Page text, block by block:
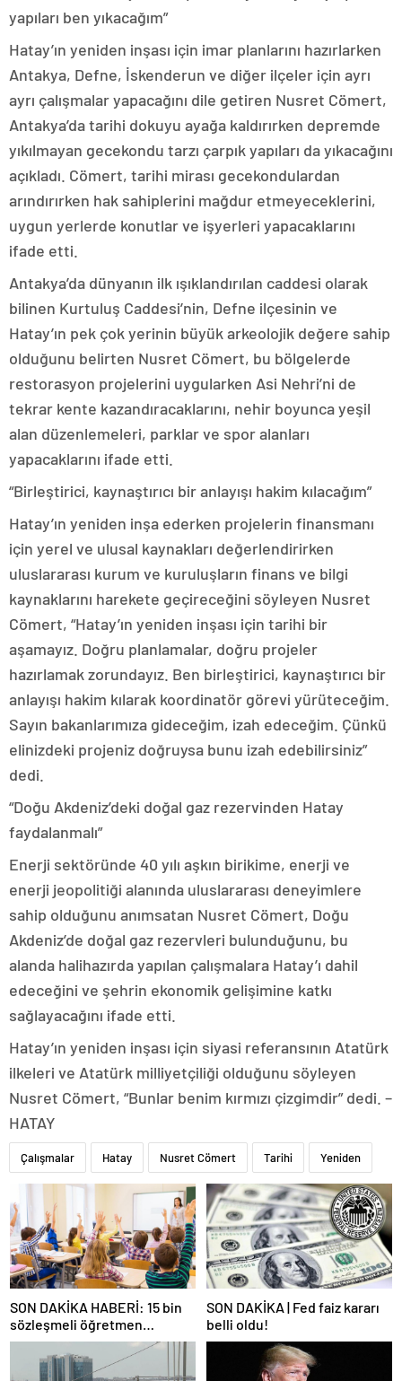
yapıları ben yıkacağım”
Hatay’ın yeniden inşası için imar planlarını hazırlarken
Antakya, Defne, İskenderun ve diğer ilçeler için ayrı
ayrı çalışmalar yapacağını dile getiren Nusret Cömert,
Antakya’da tarihi dokuyu ayağa kaldırırken depremde
yıkılmayan gecekondu tarzı çarpık yapıları da yıkacağını
açıkladı. Cömert, tarihi mirası gecekondulardan
arındırırken hak sahiplerini mağdur etmeyeceklerini,
uygun yerlerde konutlar ve işyerleri yapacaklarını
ifade etti.
Antakya’da dünyanın ilk ışıklandırılan caddesi olarak
bilinen Kurtuluş Caddesi’nin, Defne ilçesinin ve
Hatay’ın pek çok yerinin büyük arkeolojik değere sahip
olduğunu belirten Nusret Cömert, bu bölgelerde
restorasyon projelerini uygularken Asi Nehri’ni de
tekrar kente kazandıracaklarını, nehir boyunca yeşil
alan düzenlemeleri, parklar ve spor alanları
yapacaklarını ifade etti.
“Birleştirici, kaynaştırıcı bir anlayışı hakim kılacağım”
Hatay’ın yeniden inşa ederken projelerin finansmanı
için yerel ve ulusal kaynakları değerlendirirken
uluslararası kurum ve kuruluşların finans ve bilgi
kaynaklarını harekete geçireceğini söyleyen Nusret
Cömert, “Hatay’ın yeniden inşası için tarihi bir
aşamayız. Doğru planlamalar, doğru projeler
hazırlamak zorundayız. Ben birleştirici, kaynaştırıcı bir
anlayışı hakim kılarak koordinatör görevi yürüteceğim.
Sayın bakanlarımıza gideceğim, izah edeceğim. Çünkü
elinizdeki projeniz doğruysa bunu izah edebilirsiniz”
dedi.
“Doğu Akdeniz’deki doğal gaz rezervinden Hatay
faydalanmalı”
Enerji sektöründe 40 yılı aşkın birikime, enerji ve
enerji jeopolitiği alanında uluslararası deneyimlere
sahip olduğunu anımsatan Nusret Cömert, Doğu
Akdeniz’de doğal gaz rezervleri bulunduğunu, bu
alanda halihazırda yapılan çalışmalara Hatay’ı dahil
edeceğini ve şehrin ekonomik gelişimine katkı
sağlayacağını ifade etti.
Hatay’ın yeniden inşası için siyasi referansının Atatürk
ilkeleri ve Atatürk milliyetçiliği olduğunu söyleyen
Nusret Cömert, “Bunlar benim kırmızı çizgimdir” dedi. –
HATAY
Çalışmalar Hatay Nusret Cömert Tarihi Yeniden
SON DAKİKA HABERİ: 15 bin
sözleşmeli öğretmen
atamasında sözlü sınava hak
kazanan adaylar açıklandı
SON DAKİKA | Fed faiz kararı
belli oldu!